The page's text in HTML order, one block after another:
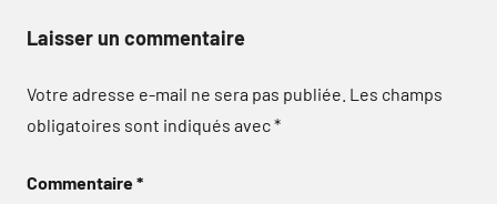
Laisser un commentaire
Votre adresse e-mail ne sera pas publiée. Les champs
obligatoires sont indiqués avec*
Commentaire*